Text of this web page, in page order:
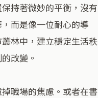
持著微妙的平衡，沒有
而是像一位耐心的導
林中，建立穩定生活秩
改變。
職場的焦慮。或者在書